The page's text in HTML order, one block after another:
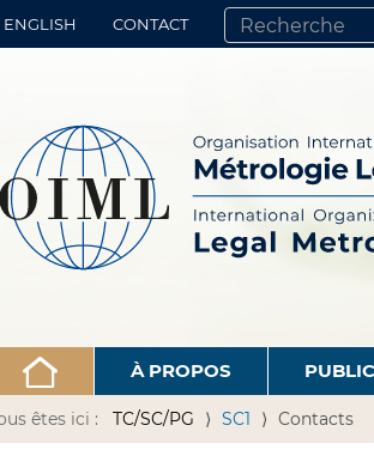
ENGLISH CONTACT
CHERCHER PAR
RECHERCHE
À PROPOS
êtes ici : TC/SC/PG SC1 Contacts